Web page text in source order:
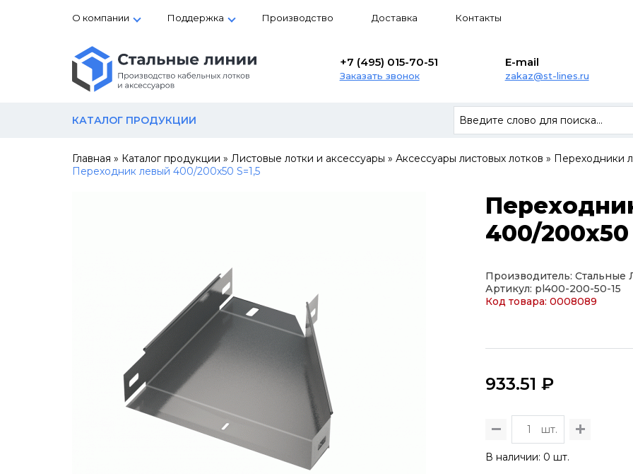
О компании Поддержка Производство Доставка Контакты
+7 (495) 015-70-51
Заказать звонок
E-mail
zakaz@st-lines.ru
КАТАЛОГ ПРОДУКЦИИ
Главная » Каталог продукции » Листовые лотки и аксессуары » Аксессуары листовых лотков » Переходники
Переходник левый 400/200х50 S=1,5
400/200х50
Производитель: Стальные
Артикул: pl400-200-50-15
Код товара: 0008089
933.51 ₽
шт.
В наличии: 0 шт.